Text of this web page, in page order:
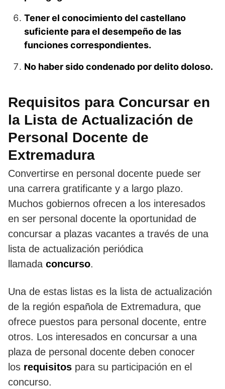
Tener el conocimiento del castellano
suficiente para el desempeño de las
funciones correspondientes.
No haber sido condenado por delito doloso.
Requisitos para Concursar en
la Lista de Actualización de
Personal Docente de
Extremadura
Convertirse en personal docente puede ser
una carrera gratificante y a largo plazo.
Muchos gobiernos ofrecen a los interesados
en ser personal docente la oportunidad de
concursar a plazas vacantes a través de una
lista de actualización periódica
llamada concurso.
Una de estas listas es la lista de actualización
de la región española de Extremadura, que
ofrece puestos para personal docente, entre
otros. Los interesados en concursar a una
plaza de personal docente deben conocer
los requisitos para su participación en el
concurso.